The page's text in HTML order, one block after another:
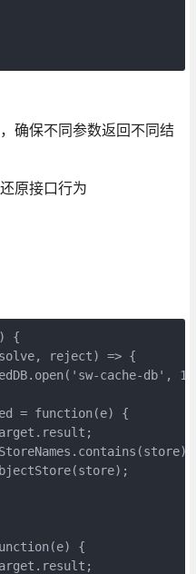
确保不同参数返回不同结
原接口行为
{
reject) => {
cache-db',
= function(e) {
{